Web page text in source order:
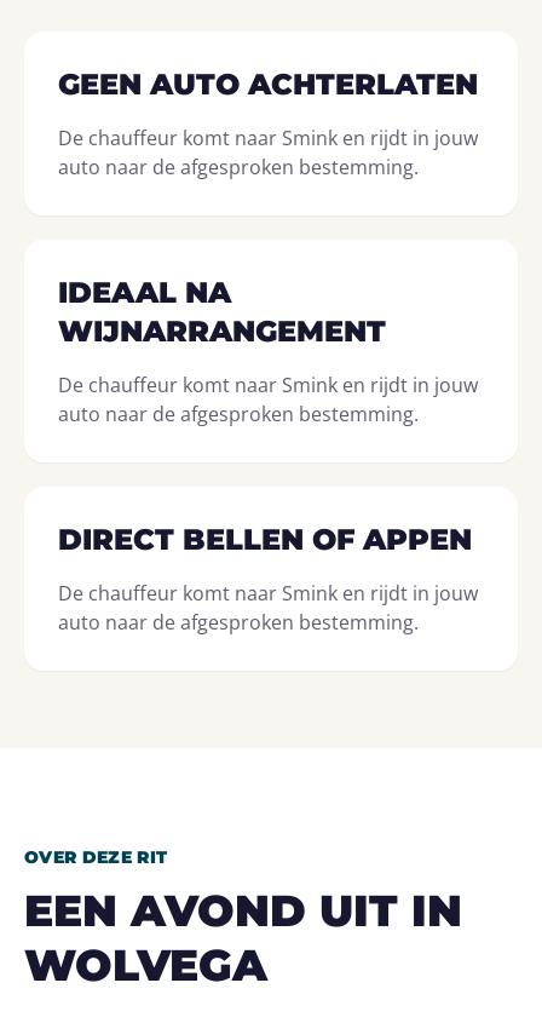
GEEN AUTO ACHTERLATEN
De chauffeur komt naar Smink en rijdt in jouw
auto naar de afgesproken bestemming.
IDEAAL NA
WIJNARRANGEMENT
De chauffeur komt naar Smink en rijdt in jouw
auto naar de afgesproken bestemming.
DIRECT BELLEN OF APPEN
De chauffeur komt naar Smink en rijdt in jouw
auto naar de afgesproken bestemming.
OVER DEZE RIT
EEN AVOND UIT IN
WOLVEGA